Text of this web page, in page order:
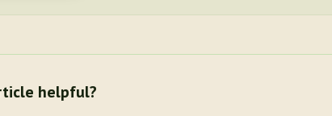
helpful?